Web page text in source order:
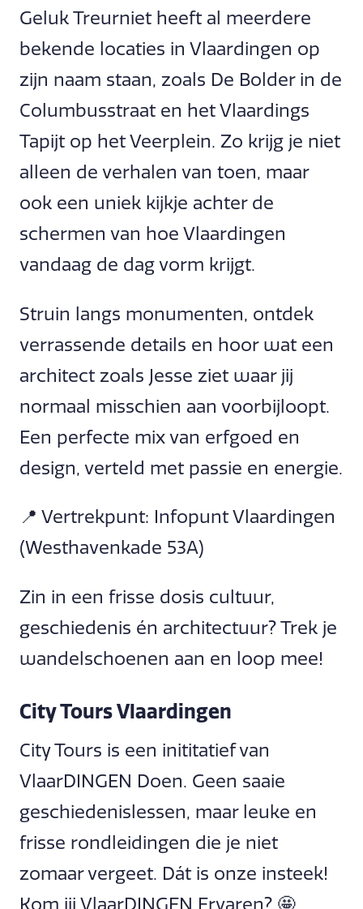
Geluk Treurniet heeft al meerdere
bekende locaties in Vlaardingen op
zijn naam staan, zoals De Bolder in de
Columbusstraat en het Vlaardings
Tapijt op het Veerplein. Zo krijg je niet
alleen de verhalen van toen, maar
ook een uniek kijkje achter de
schermen van hoe Vlaardingen
vandaag de dag vorm krijgt.
Struin langs monumenten, ontdek
verrassende details en hoor wat een
architect zoals Jesse ziet waar jij
normaal misschien aan voorbijloopt.
Een perfecte mix van erfgoed en
design, verteld met passie en energie.
📍 Vertrekpunt: Infopunt Vlaardingen
(Westhavenkade 53A)
Zin in een frisse dosis cultuur,
geschiedenis én architectuur? Trek je
wandelschoenen aan en loop mee!
City Tours Vlaardingen
City Tours is een inititatief van
VlaarDINGEN Doen. Geen saaie
geschiedenislessen, maar leuke en
frisse rondleidingen die je niet
zomaar vergeet. Dát is onze insteek!
Kom jij VlaarDINGEN Ervaren? 🤩